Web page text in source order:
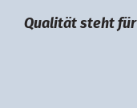
Qualität steht